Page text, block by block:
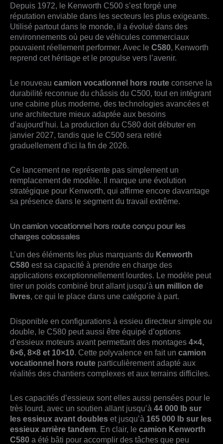
Depuis 1972, le Kenworth C500 s’est forgé une
réputation enviable dans les secteurs les plus exigeants.
Utilisé partout dans le monde, il a évolué dans des
environnements où peu de véhicules commerciaux
pouvaient réellement performer. Avec le C580, Kenworth
reprend cet héritage et le propulse vers l’avenir.
Le nouveau camion vocationnel hors route conserve la
durabilité reconnue du châssis du C500, tout en intégrant
une cabine plus moderne, des technologies avancées et
une architecture mieux adaptée aux besoins
d’aujourd’hui. La production du C580 doit débuter en
janvier 2027, tandis que le C500 sera retiré
graduellement d’ici la fin de 2026.
Ce lancement ne représente pas simplement un
remplacement de modèle. Il marque une évolution
stratégique pour Kenworth, qui affirme encore davantage
sa présence dans le segment du travail extrême.
Un camion vocationnel hors route conçu pour les
charges colossales
L’un des éléments les plus marquants du Kenworth
C580 est sa capacité à prendre en charge des
applications exceptionnellement lourdes. Le modèle peut
tirer un poids combiné brut allant jusqu’à un million de
livres, ce qui le place dans une catégorie à part.
Disponible en configurations à essieu directeur simple ou
double, le C580 peut aussi être équipé d’options
d’essieux moteurs avant permettant des montages 4×4,
6×6, 8×8 et 10×10. Cette polyvalence en fait un camion
vocationnel hors route particulièrement adapté aux
réalités des chantiers complexes et aux terrains difficiles.
Les capacités d’essieux sont elles aussi pensées pour le
très lourd, avec un soutien allant jusqu’à 44 000 lb sur
les essieux avant doubles et jusqu’à 165 000 lb sur les
essieux arrière tandem. En clair, le camion Kenworth
C580 a été bâti pour accomplir des tâches que peu